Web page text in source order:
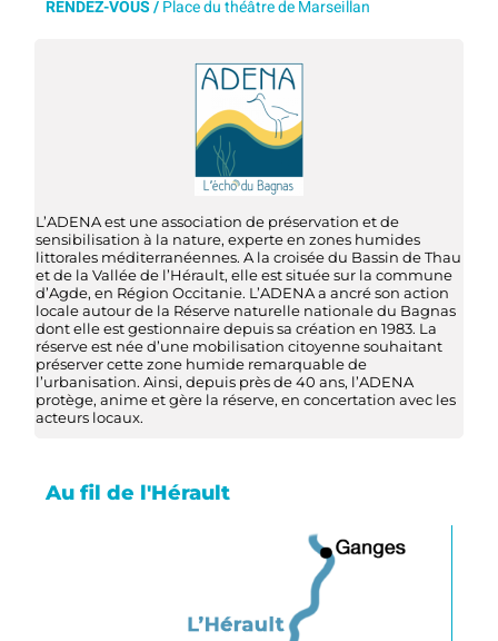
RENDEZ-VOUS /Place du théâtre de Marseillan
L’ADENA est une association de préservation et de
sensibilisation à la nature, experte en zones humides
littorales méditerranéennes. A la croisée du Bassin de Thau
et de la Vallée de l’Hérault, elle est située sur la commune
d’Agde, en Région Occitanie. L’ADENA a ancré son action
locale autour de la Réserve naturelle nationale du Bagnas
dont elle est gestionnaire depuis sa création en 1983. La
réserve est née d’une mobilisation citoyenne souhaitant
préserver cette zone humide remarquable de
l’urbanisation. Ainsi, depuis près de 40 ans, l’ADENA
protège, anime et gère la réserve, en concertation avec les
acteurs locaux.
Au fil de l'Hérault